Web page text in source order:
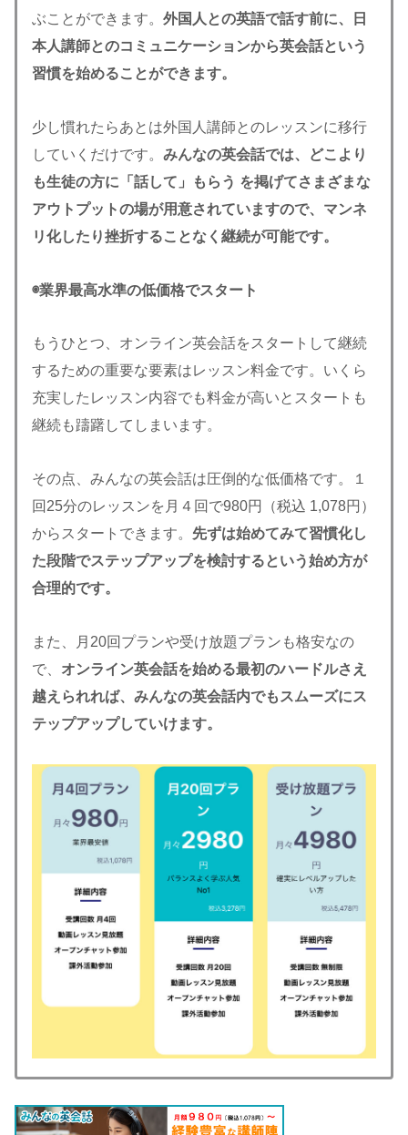
ぶことができます。 外国人との英語で話す前に、日
本人講師とのコミュニケーションから英会話という
習慣を始めることができます。
少し慣れたらあとは外国人講師とのレッスンに移行
していくだけです。 みんなの英会話では、どこより
も生徒の方に「話して」もらう を掲げてさまざまな
アウトプットの場が用意されていますので、マンネ
リ化したり挫折することなく継続が可能です。
◉業界最高水準の低価格でスタート
もうひとつ、オンライン英会話をスタートして継続
するための重要な要素はレッスン料金です。いくら
充実したレッスン内容でも料金が高いとスタートも
継続も躊躇してしまいます。
その点、みんなの英会話は圧倒的な低価格です。１
回25分のレッスンを月４回で980円（税込 1,078円）
からスタートできます。 先ずは始めてみて習慣化し
た段階でステップアップを検討するという始め方が
合理的です。
また、月20回プランや受け放題プランも格安なの
で、 オンライン英会話を始める最初のハードルさえ
越えられれば、みんなの英会話内でもスムーズにス
テップアップしていけます。